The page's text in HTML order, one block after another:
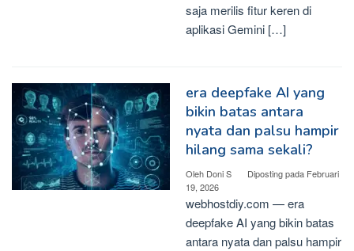
saja merilis fitur keren di
aplikasi Gemini […]
era deepfake AI yang
bikin batas antara
nyata dan palsu hampir
hilang sama sekali?
Oleh Doni S Diposting pada Februari
19, 2026
webhostdiy.com — era
deepfake AI yang bikin batas
antara nyata dan palsu hampir